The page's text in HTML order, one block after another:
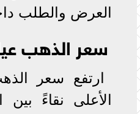
العرض والطلب
سعر الذهب عيار 24
الأعلى نقاءً بين